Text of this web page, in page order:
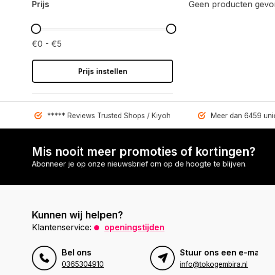
Prijs
€0 - €5
Prijs instellen
Geen producten
***** Reviews Trusted Shops / Kiyoh Meer dan 6459
Mis nooit meer promoties of kortingen?
Abonneer je op onze nieuwsbrief om op de hoogte te blijven.
Kunnen wij helpen?
Klantenservice: openingstijden
Bel ons
0365304910
Stuur ons een e-mail
info@tokogembira.nl